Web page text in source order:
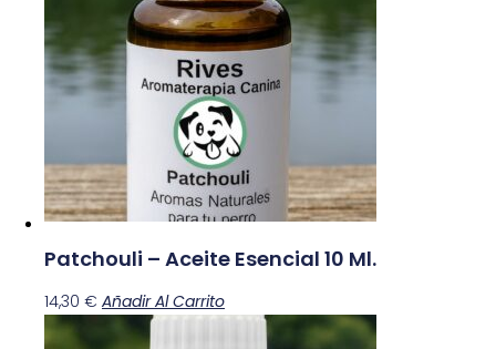
Patchouli – Aceite Esencial 10 Ml.
14,30 € Añadir Al Carrito